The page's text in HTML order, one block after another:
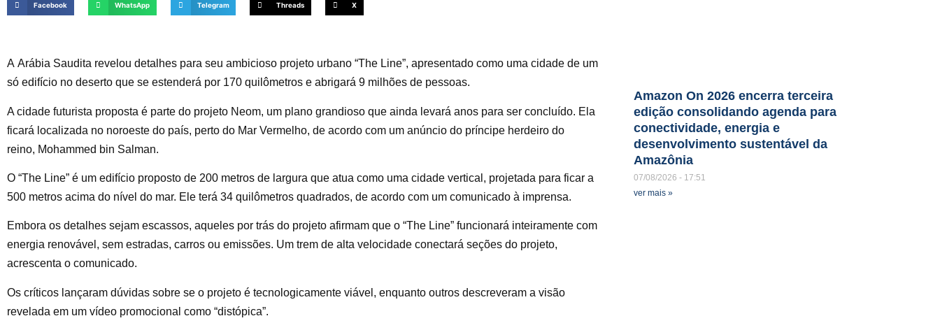
Facebook WhatsApp Telegram Threads X
A Arábia Saudita revelou detalhes para seu ambicioso projeto urbano “The Line”, apresentado como uma cidade de um
só edifício no deserto que se estenderá por 170 quilômetros e abrigará 9 milhões de pessoas.
A cidade futurista proposta é parte do projeto Neom, um plano grandioso que ainda levará anos para ser concluído. Ela
ficará localizada no noroeste do país, perto do Mar Vermelho, de acordo com um anúncio do príncipe herdeiro do
reino, Mohammed bin Salman.
O “The Line” é um edifício proposto de 200 metros de largura que atua como uma cidade vertical, projetada para ficar a
500 metros acima do nível do mar. Ele terá 34 quilômetros quadrados, de acordo com um comunicado à imprensa.
Embora os detalhes sejam escassos, aqueles por trás do projeto afirmam que o “The Line” funcionará inteiramente com
energia renovável, sem estradas, carros ou emissões. Um trem de alta velocidade conectará seções do projeto,
acrescenta o comunicado.
Os críticos lançaram dúvidas sobre se o projeto é tecnologicamente viável, enquanto outros descreveram a visão
revelada em um vídeo promocional como “distópica”.
Amazon On 2026 encerra terceira
edição consolidando agenda para
conectividade, energia e
desenvolvimento sustentável da
Amazônia
07/08/2026 17:51
ver mais »